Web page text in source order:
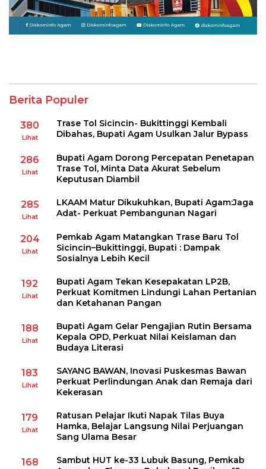
Berita Populer
380
Lihat
Trase Tol Sicincin- Bukittinggi Kembali
Dibahas, Bupati Agam Usulkan Jalur Bypass
286
Lihat
Bupati Agam Dorong Percepatan Penetapan
Trase Tol, Minta Data Akurat Sebelum
Keputusan Diambil
285
Lihat
LKAAM Matur Dikukuhkan, Bupati Agam:Jaga
Adat- Perkuat Pembangunan Nagari
204
Lihat
Pemkab Agam Matangkan Trase Baru Tol
Sicincin–Bukittinggi, Bupati : Dampak
Sosialnya Lebih Kecil
192
Lihat
Bupati Agam Tekan Kesepakatan LP2B,
Perkuat Komitmen Lindungi Lahan Pertanian
dan Ketahanan Pangan
188
Lihat
Bupati Agam Gelar Pengajian Rutin Bersama
Kepala OPD, Perkuat Nilai Keislaman dan
Budaya Literasi
183
Lihat
SAYANG BAWAN, Inovasi Puskesmas Bawan
Perkuat Perlindungan Anak dan Remaja dari
Kekerasan
179
Lihat
Ratusan Pelajar Ikuti Napak Tilas Buya
Hamka, Belajar Langsung Nilai Perjuangan
Sang Ulama Besar
168
Sambut HUT ke-33 Lubuk Basung, Pemkab